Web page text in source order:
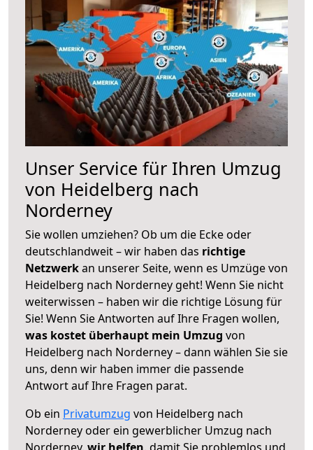
Unser Service für Ihren Umzug
von Heidelberg nach
Norderney
Sie wollen umziehen? Ob um die Ecke oder
deutschlandweit – wir haben das richtige
Netzwerkan unserer Seite, wenn es Umzüge von
Heidelberg nach Norderney geht! Wenn Sie nicht
weiterwissen – haben wir die richtige Lösung für
Sie! Wenn Sie Antworten auf Ihre Fragen wollen,
was kostet überhaupt mein Umzug von
Heidelberg nach Norderney – dann wählen Sie sie
uns, denn wir haben immer die passende
Antwort auf Ihre Fragen parat.
Ob ein Privatumzug von Heidelberg nach
Norderney oder ein gewerblicher Umzug nach